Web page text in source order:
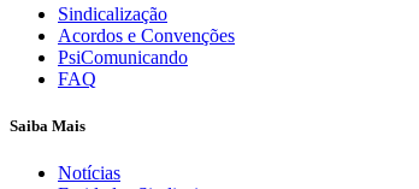
Sindicalização
Acordos e Convenções
PsiComunicando
FAQ
Saiba Mais
Notícias